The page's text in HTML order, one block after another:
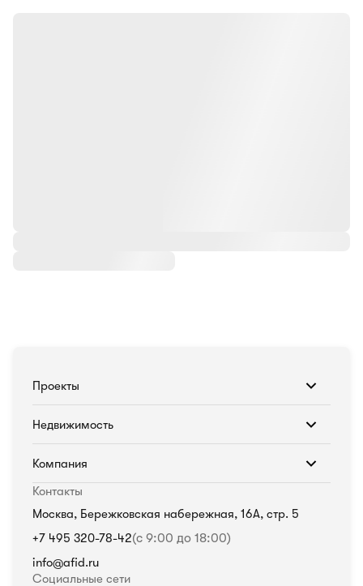
Проекты
Недвижимость
Компания
Контакты
Москва, Бережковская набережная, 16А, стр. 5
+7 495 320-78-42(с 9:00 до 18:00)
info@afid.ru
Социальные сети